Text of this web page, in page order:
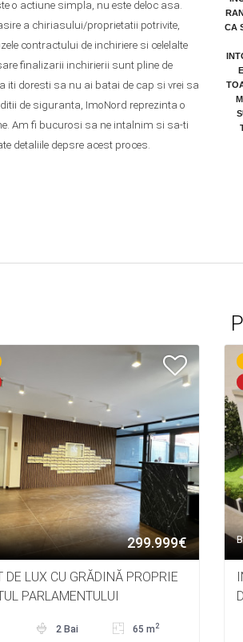
o actiune simpla, nu este deloc asa.
a chiriasului/proprietatii potrivite,
contractului de inchiriere si celelalte
finalizarii inchirierii sunt pline de
iti doresti sa nu ai batai de cap si vrei sa
de siguranta, ImoNord reprezinta o
Am fi bucurosi sa ne intalnim si sa-ti
detaliile depsre acest proces.
CA
299.999€
DE LUX CU GRĂDINĂ PROPRIE
PARLAMENTULUI
2 Bai 65 m 2